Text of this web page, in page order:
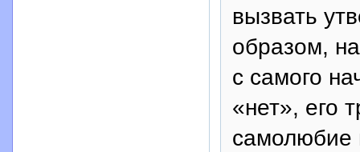
вызвать
образом,
с самого
«нет», его
самолюбие